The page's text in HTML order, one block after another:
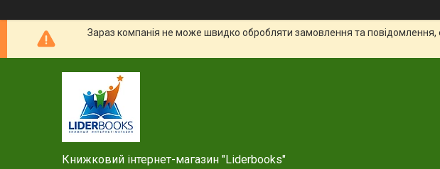
Зараз компанія не може швидко обробляти замовлення та повідомлення,
Книжковий інтернет-магазин "Liderbooks"